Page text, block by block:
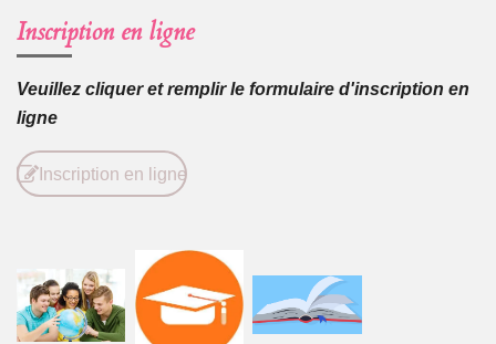
Inscription en ligne
Veuillez cliquer et remplir le formulaire d'inscription en
ligne
Inscription en ligne